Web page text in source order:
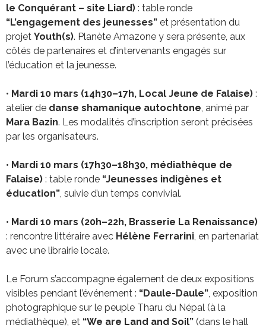
le Conquérant – site Liard) : table ronde
“L’engagement des jeunesses” et présentation du
projet Youth(s). Planète Amazone y sera présente, aux
côtés de partenaires et d’intervenants engagés sur
l’éducation et la jeunesse.
• Mardi 10 mars (14h30–17h, Local Jeune de Falaise) :
atelier de danse shamanique autochtone, animé par
Mara Bazin. Les modalités d’inscription seront précisées
par les organisateurs.
• Mardi 10 mars (17h30–18h30, médiathèque de
Falaise) : table ronde “Jeunesses indigènes et
éducation”, suivie d’un temps convivial.
• Mardi 10 mars (20h–22h, Brasserie La Renaissance)
: rencontre littéraire avec Hélène Ferrarini, en partenariat
avec une librairie locale.
Le Forum s’accompagne également de deux expositions
visibles pendant l’événement : “Daule-Daule”, exposition
photographique sur le peuple Tharu du Népal (à la
médiathèque), et “We are Land and Soil” (dans le hall